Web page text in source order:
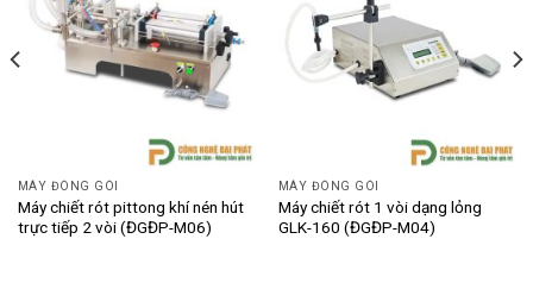
MÁY ĐÓNG GÓI
Máy chiết rót pittong khí nén hút
trực tiếp 2 vòi (ĐGĐP-M06)
MÁY ĐÓNG GÓI
Máy chiết rót 1 vòi dạng lỏng
GLK-160 (ĐGĐP-M04)